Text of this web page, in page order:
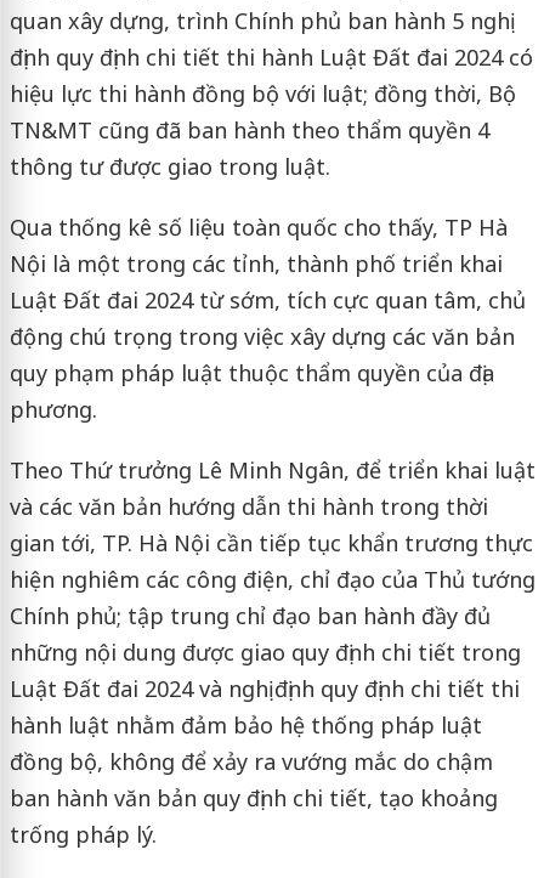
quan xây dựng, trình Chính phủ ban hành 5 nghị
định quy định chi tiết thi hành Luật Đất đai 2024 có
hiệu lực thi hành đồng bộ với luật; đồng thời, Bộ
TN&MT cũng đã ban hành theo thẩm quyền 4
thông tư được giao trong luật.
Qua thống kê số liệu toàn quốc cho thấy, TP Hà
Nội là một trong các tỉnh, thành phố triển khai
Luật Đất đai 2024 từ sớm, tích cực quan tâm, chủ
động chú trọng trong việc xây dựng các văn bản
quy phạm pháp luật thuộc thẩm quyền của địa
phương.
Theo Thứ trưởng Lê Minh Ngân, để triển khai luật
và các văn bản hướng dẫn thi hành trong thời
gian tới, TP. Hà Nội cần tiếp tục khẩn trương thực
hiện nghiêm các công điện, chỉ đạo của Thủ tướng
Chính phủ; tập trung chỉ đạo ban hành đầy đủ
những nội dung được giao quy định chi tiết trong
Luật Đất đai 2024 và nghị định quy định chi tiết thi
hành luật nhằm đảm bảo hệ thống pháp luật
đồng bộ, không để xảy ra vướng mắc do chậm
ban hành văn bản quy định chi tiết, tạo khoảng
trống pháp lý.